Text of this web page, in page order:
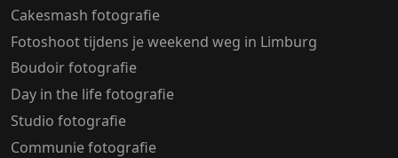
Cakesmash fotografie
Fotoshoot tijdens je weekend weg in Limburg
Boudoir fotografie
Day in the life fotografie
Studio fotografie
Communie fotografie